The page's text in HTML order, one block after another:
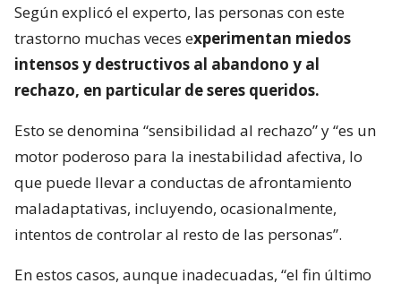
Según explicó el experto, las personas con este
trastorno muchas veces experimentan miedos
intensos y destructivos al abandono y al
rechazo, en particular de seres queridos.
Esto se denomina “sensibilidad al rechazo” y “es un
motor poderoso para la inestabilidad afectiva, lo
que puede llevar a conductas de afrontamiento
maladaptativas, incluyendo, ocasionalmente,
intentos de controlar al resto de las personas”.
En estos casos, aunque inadecuadas, “el fin último